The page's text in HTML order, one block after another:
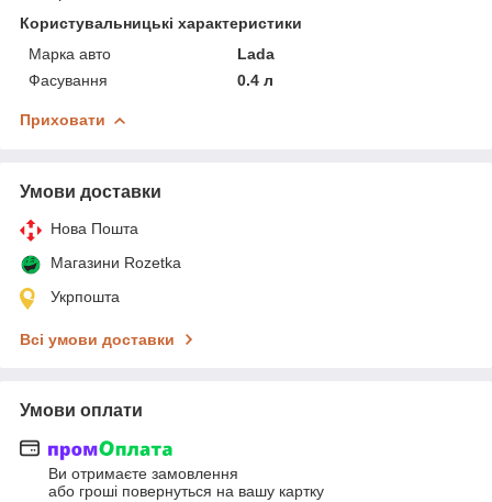
Користувальницькі характеристики
Марка авто
Lada
Фасування
0.4 л
Приховати
Умови доставки
Нова Пошта
Магазини Rozetka
Укрпошта
Всі умови доставки
Умови оплати
Ви отримаєте замовлення
або гроші повернуться на вашу картку